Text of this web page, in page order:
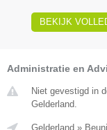
BEKIJK
Administratie en
Niet gevestigd in
Gelderland.
Gelderland »